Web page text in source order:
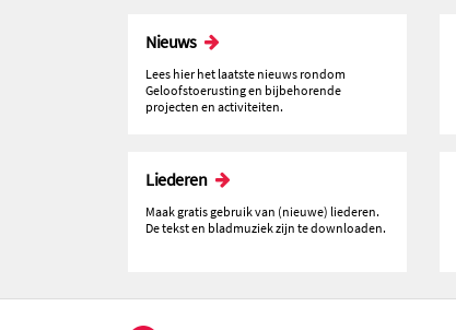
Nieuws
Lees hier het laatste nieuws rondom
Geloofstoerusting en bijbehorende
projecten en activiteiten.
Liederen
Maak gratis gebruik van (nieuwe) liederen.
De tekst en bladmuziek zijn te downloaden.